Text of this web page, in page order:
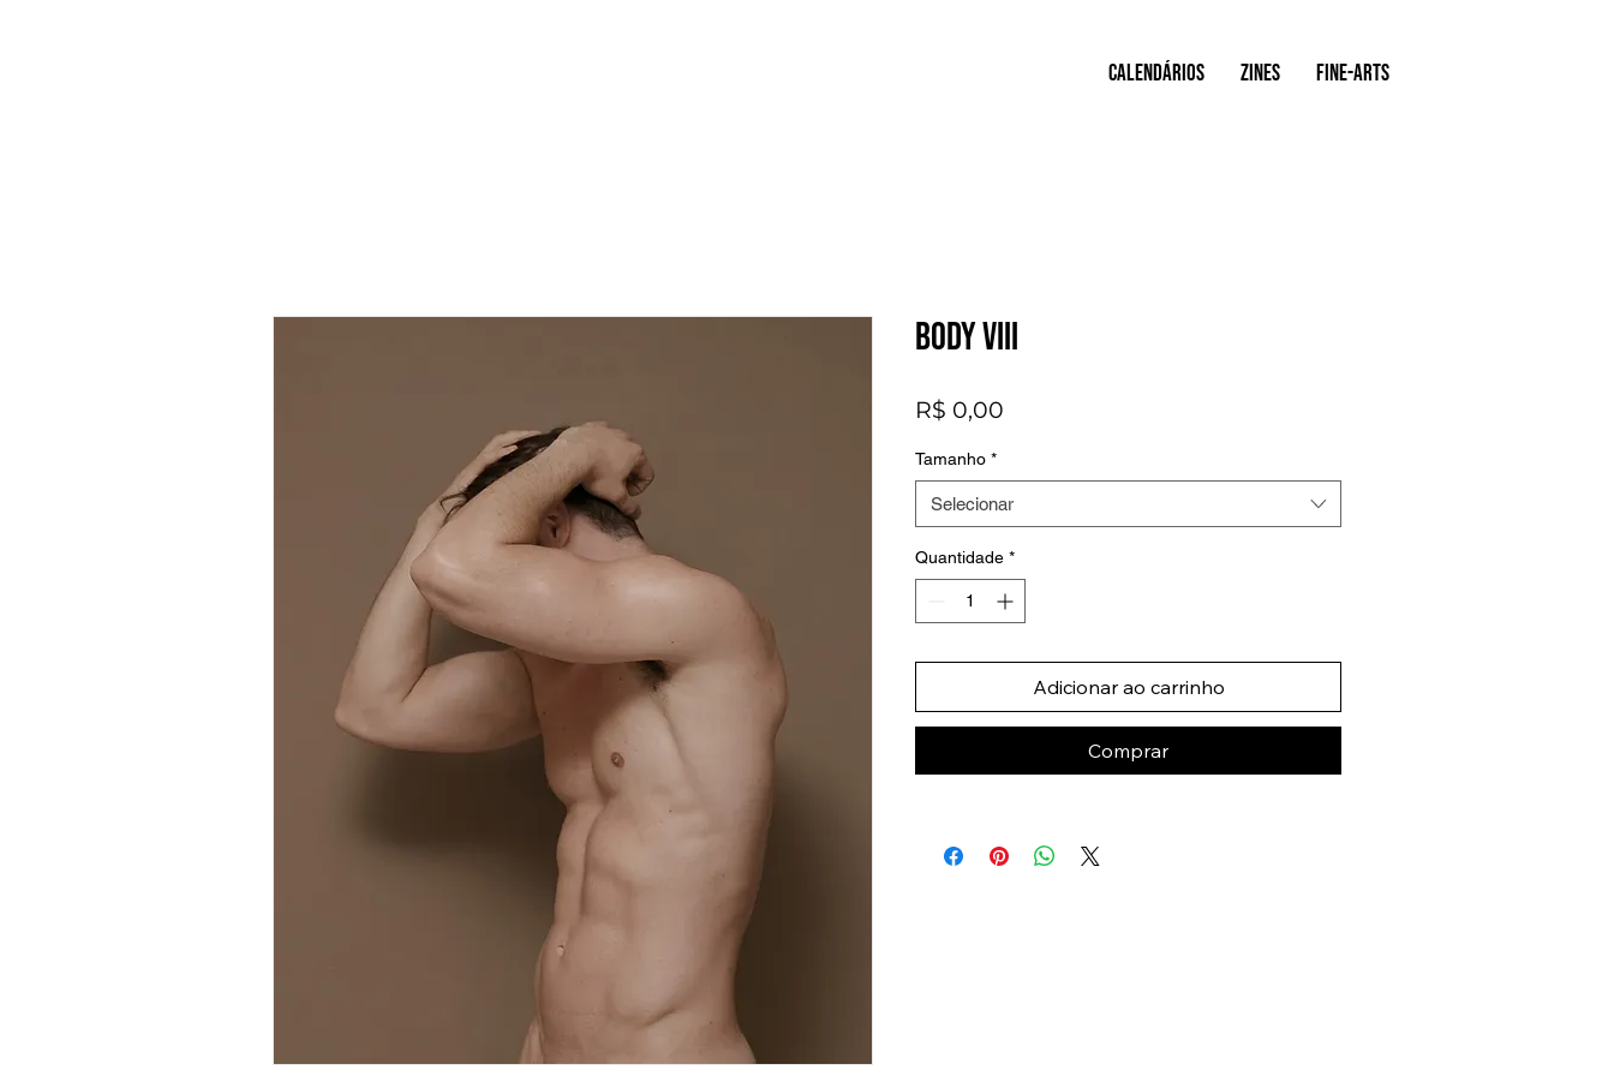
Calendários ZINES FINE-ARTS
Body VIII
R$ 0,00
Tamanho *
Selecionar
Quantidade *
Adicionar ao carrinho
Comprar